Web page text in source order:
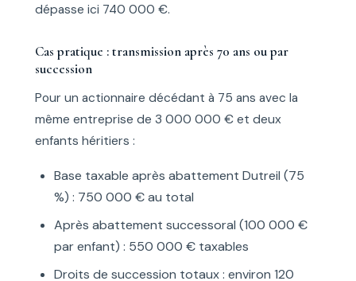
dépasse ici 740 000 €.
Cas pratique : transmission après 70 ans ou par
succession
Pour un actionnaire décédant à 75 ans avec la
même entreprise de 3 000 000 € et deux
enfants héritiers :
Base taxable après abattement Dutreil (75
%) : 750 000 € au total
Après abattement successoral (100 000 €
par enfant) : 550 000 € taxables
Droits de succession totaux : environ 120